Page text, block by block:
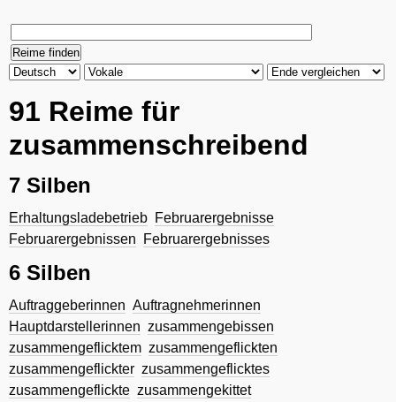
91 Reime für
zusammenschreibend
7 Silben
Erhaltungsladebetrieb Februarergebnisse
Februarergebnissen
Februarergebnisses
6 Silben
Auftraggeberinnen Auftragnehmerinnen
Hauptdarstellerinnen zusammengebissen
zusammengeflicktem zusammengeflickten
zusammengeflickter zusammengeflicktes
zusammengeflickte zusammengekittet